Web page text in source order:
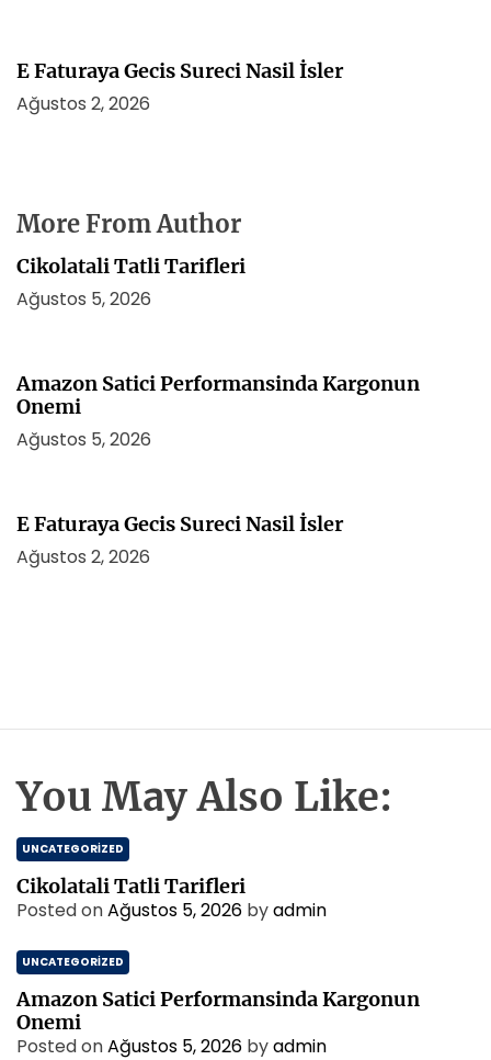
E Faturaya Gecis Sureci Nasil İsler
Ağustos 2, 2026
More From Author
Cikolatali Tatli Tarifleri
Ağustos 5, 2026
Amazon Satici Performansinda Kargonun
Onemi
Ağustos 5, 2026
E Faturaya Gecis Sureci Nasil İsler
Ağustos 2, 2026
You May Also Like:
UNCATEGORIZED
Cikolatali Tatli Tarifleri
Posted onAğustos 5, 2026 byadmin
UNCATEGORIZED
Amazon Satici Performansinda Kargonun
Onemi
Posted onAğustos 5, 2026 byadmin